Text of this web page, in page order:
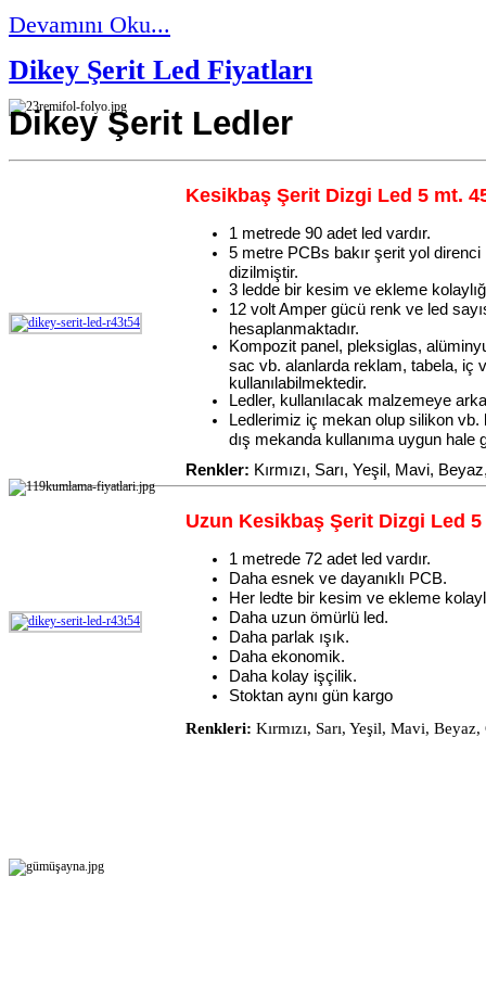
Devamını Oku...
Dikey Şerit Led Fiyatları
Dikey Şerit Ledler
Kesikbaş Şerit Dizgi Led 5 mt.
1 metrede 90 adet led vardır.
5 metre PCBs bakır şerit yol
dizilmiştir.
3 ledde bir kesim ve ekleme
12 volt Amper gücü renk ve led
hesaplanmaktadır.
Kompozit panel, pleksiglas,
sac vb. alanlarda reklam, tabela, iç
kullanılabilmektedir.
Ledler, kullanılacak malzemeye
Ledlerimiz iç mekan olup silikon vb.
dış mekanda kullanıma uygun hale
Renkler: Kırmızı, Sarı, Yeşil, Mavi,
Uzun Kesikbaş Şerit Dizgi Led
1 metrede 72 adet led vardır.
Daha esnek ve dayanıklı PCB.
Her ledte bir kesim ve ekleme
Daha uzun ömürlü led.
Daha parlak ışık.
Daha ekonomik.
Daha kolay işçilik.
Stoktan aynı gün kargo
Renkleri: Kırmızı, Sarı, Yeşil, Mavi, Beyaz,